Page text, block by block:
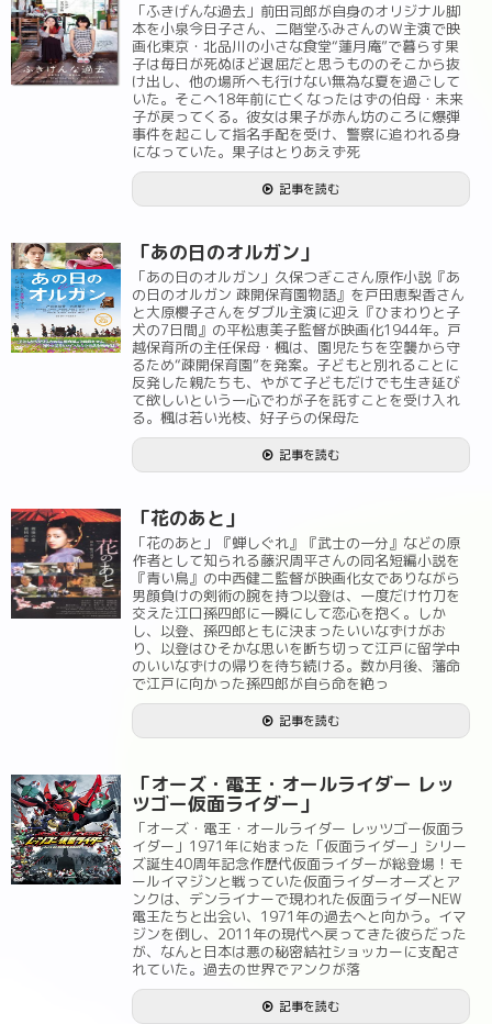
「ふきげんな過去」前田司郎が自身のオリジナル脚
本を小泉今日子さん、二階堂ふみさんのＷ主演で映
画化東京・北品川の小さな食堂“蓮月庵”で暮らす果
子は毎日が死ぬほど退屈だと思うもののそこから抜
け出し、他の場所へも行けない無為な夏を過ごして
いた。そこへ18年前に亡くなったはずの伯母・未来
子が戻ってくる。彼女は果子が赤ん坊のころに爆弾
事件を起こして指名手配を受け、警察に追われる身
になっていた。果子はとりあえず死
記事を読む
「あの日のオルガン」
「あの日のオルガン」久保つぎこさん原作小説『あ
の日のオルガン 疎開保育園物語』を戸田恵梨香さん
と大原櫻子さんをダブル主演に迎え『ひまわりと子
犬の7日間』の平松恵美子監督が映画化1944年。戸
越保育所の主任保母・楓は、園児たちを空襲から守
るため“疎開保育園”を発案。子どもと別れることに
反発した親たちも、やがて子どもだけでも生き延び
て欲しいという一心でわが子を託すことを受け入れ
る。楓は若い光枝、好子らの保母た
記事を読む
「花のあと」
「花のあと」『蝉しぐれ』『武士の一分』などの原
作者として知られる藤沢周平さんの同名短編小説を
『青い鳥』の中西健二監督が映画化女でありながら
男顔負けの剣術の腕を持つ以登は、一度だけ竹刀を
交えた江口孫四郎に一瞬にして恋心を抱く。しか
し、以登、孫四郎ともに決まったいいなずけがお
り、以登はひそかな思いを断ち切って江戸に留学中
のいいなずけの帰りを待ち続ける。数か月後、藩命
で江戸に向かった孫四郎が自ら命を絶っ
記事を読む
「オーズ・電王・オールライダー レッ
ツゴー仮面ライダー」
「オーズ・電王・オールライダー レッツゴー仮面ラ
イダー」1971年に始まった「仮面ライダー」シリー
ズ誕生40周年記念作歴代仮面ライダーが総登場！モ
ールイマジンと戦っていた仮面ライダーオーズとア
ンクは、デンライナーで現われた仮面ライダーNEW
電王たちと出会い、1971年の過去へと向かう。イマ
ジンを倒し、2011年の現代へ戻ってきた彼らだった
が、なんと日本は悪の秘密結社ショッカーに支配さ
れていた。過去の世界でアンクが落
記事を読む